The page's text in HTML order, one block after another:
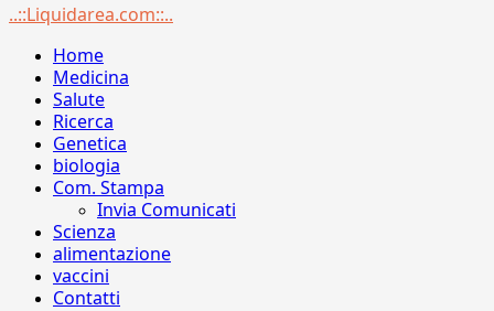
Menu
..::Liquidarea.com::..
Home
Medicina
Salute
Ricerca
Genetica
biologia
Com. Stampa
Invia Comunicati
Scienza
alimentazione
vaccini
Contatti